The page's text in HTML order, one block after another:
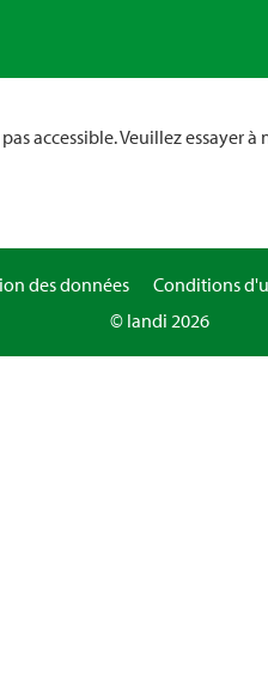
accessible. Veuillez essayer
des données Conditions
© landi 2026